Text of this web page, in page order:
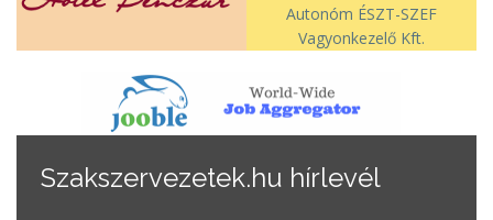
Autonóm ÉSZT-SZEF
Vagyonkezelő Kft.
Szakszervezetek.hu hírlevél